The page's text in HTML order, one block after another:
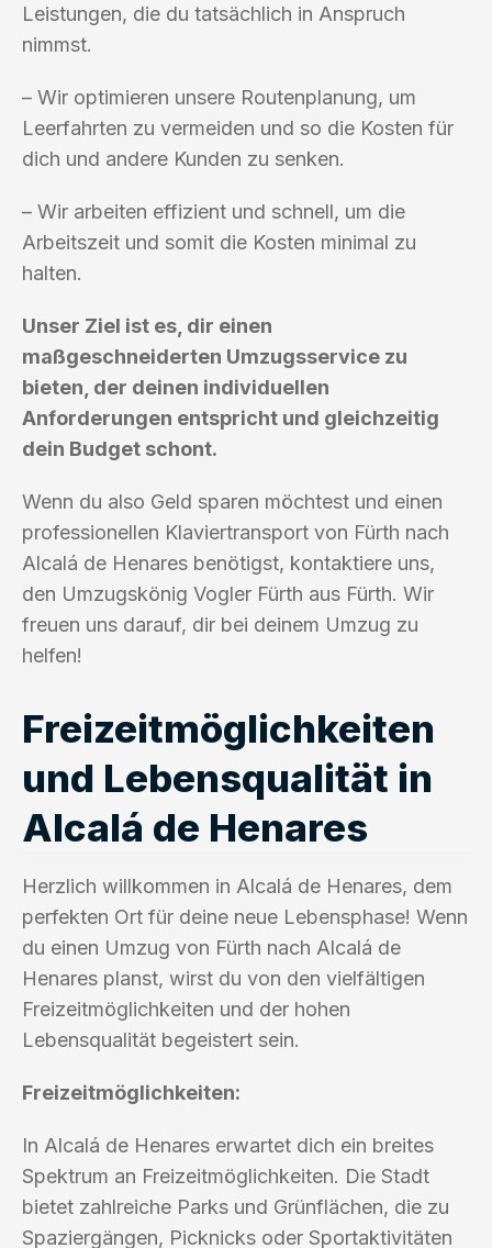
Leistungen, die du tatsächlich in Anspruch
nimmst.
– Wir optimieren unsere Routenplanung, um
Leerfahrten zu vermeiden und so die Kosten für
dich und andere Kunden zu senken.
– Wir arbeiten effizient und schnell, um die
Arbeitszeit und somit die Kosten minimal zu
halten.
Unser Ziel ist es, dir einen
maßgeschneiderten Umzugsservice zu
bieten, der deinen individuellen
Anforderungen entspricht und gleichzeitig
dein Budget schont.
Wenn du also Geld sparen möchtest und einen
professionellen Klaviertransport von Fürth nach
Alcalá de Henares benötigst, kontaktiere uns,
den Umzugskönig Vogler Fürth aus Fürth. Wir
freuen uns darauf, dir bei deinem Umzug zu
helfen!
Freizeitmöglichkeiten
und Lebensqualität in
Alcalá de Henares
Herzlich willkommen in Alcalá de Henares, dem
perfekten Ort für deine neue Lebensphase! Wenn
du einen Umzug von Fürth nach Alcalá de
Henares planst, wirst du von den vielfältigen
Freizeitmöglichkeiten und der hohen
Lebensqualität begeistert sein.
Freizeitmöglichkeiten:
In Alcalá de Henares erwartet dich ein breites
Spektrum an Freizeitmöglichkeiten. Die Stadt
bietet zahlreiche Parks und Grünflächen, die zu
Spaziergängen, Picknicks oder Sportaktivitäten